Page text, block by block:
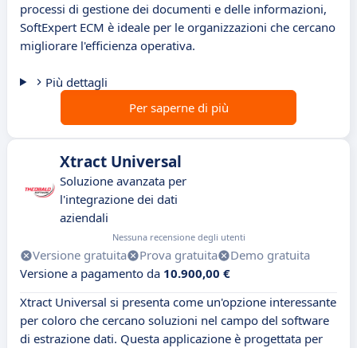
processi di gestione dei documenti e delle informazioni,
SoftExpert ECM è ideale per le organizzazioni che cercano
migliorare l'efficienza operativa.
Più dettagli
Per saperne di più
Xtract Universal
Soluzione avanzata per
l'integrazione dei dati
aziendali
Nessuna recensione degli utenti
Versione gratuita Prova gratuita
Demo gratuita
Versione a pagamento da 10.900,00 €
Xtract Universal si presenta come un'opzione interessante
per coloro che cercano soluzioni nel campo del software
di estrazione dati. Questa applicazione è progettata per